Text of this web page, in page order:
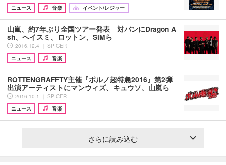
ニュース
音楽 イベント/レジャー
山嵐、約7年ぶり全国ツアー発表 対バンにDragon A
sh、ヘイスミ、ロットン、SiMら
2016.12.4 ｜ SPICER
ニュース
音楽
ROTTENGRAFFTY主催『ポルノ超特急2016』第2弾
出演アーティストにマンウィズ、キュウソ、山嵐ら
2016.10.1 ｜ SPICER
ニュース
音楽
さらに読み込む